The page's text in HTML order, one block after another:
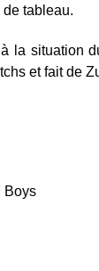
tableau.
la situation
et fait de
Old Boys